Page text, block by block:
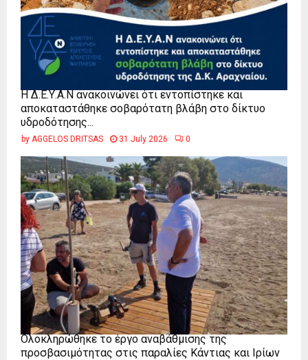
Η Δ.Ε.Υ.Α.Ν ανακοινώνει ότι εντοπίστηκε και
αποκαταστάθηκε σοβαρότατη βλάβη στο δίκτυο
υδροδότησης...
by AGGELOS DRITSAS 31 July 2026 0
Ολοκληρώθηκε το έργο αναβάθμισης της
προσβασιμότητας στις παραλίες Κάντιας και Ιρίων